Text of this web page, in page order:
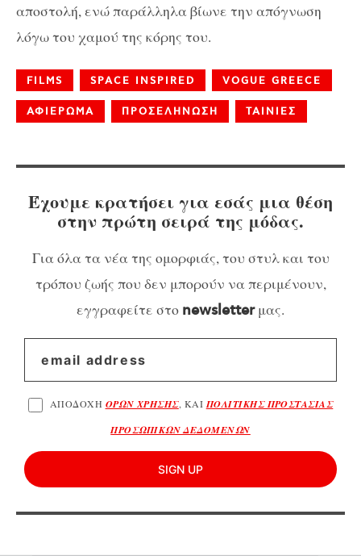
αποστολή, ενώ παράλληλα βίωνε την απόγνωση
λόγω του χαμού της κόρης του.
FILMS SPACE INSPIRED VOGUE GREECE
ΑΦΙΕΡΩΜΑ ΠΡΟΣΕΛΗΝΩΣΗ ΤΑΙΝΙΕΣ
Έχουμε κρατήσει για εσάς μια θέση
στην πρώτη σειρά της μόδας.
Για όλα τα νέα της ομορφιάς, του στυλ και του
τρόπου ζωής που δεν μπορούν να περιμένουν,
εγγραφείτε στο newsletterμας.
ΑΠΟΔΟΧΗ ΟΡΩΝ ΧΡΗΣΗΣ, ΚΑΙΠΟΛΙΤΙΚΗΣ ΠΡΟΣΤΑΣΙΑΣ
ΠΡΟΣΩΠΙΚΩΝ ΔΕΔΟΜΕΝΩΝ
SIGN UP